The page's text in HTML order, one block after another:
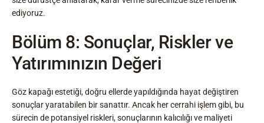
ediyoruz.
Bölüm 8: Sonuçlar, Riskler ve
Yatırımınızın Değeri
Göz kapağı estetiği, doğru ellerde yapıldığında hayat değiştiren
sonuçlar yaratabilen bir sanattır. Ancak her cerrahi işlem gibi, bu
sürecin de potansiyel riskleri, sonuçlarının kalıcılığı ve maliyeti